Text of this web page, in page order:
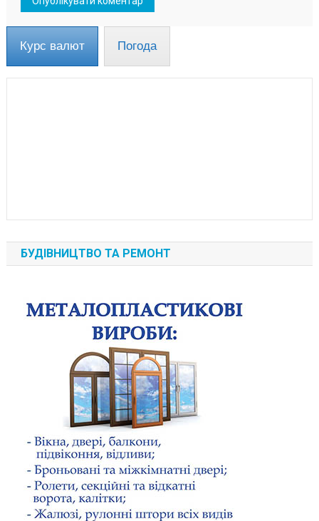
Курс валют Погода
БУДІВНИЦТВО ТА РЕМОНТ